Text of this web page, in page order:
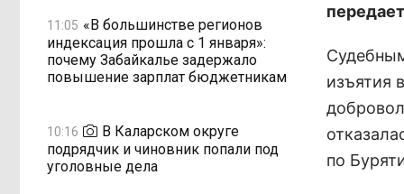
11:05 «В большинстве регионов
индексация прошла с 1 января»:
почему Забайкалье задержало
повышение зарплат бюджетникам
10:16
В Каларском округе
подрядчик и чиновник попали под
уголовные дела
изъятия
по